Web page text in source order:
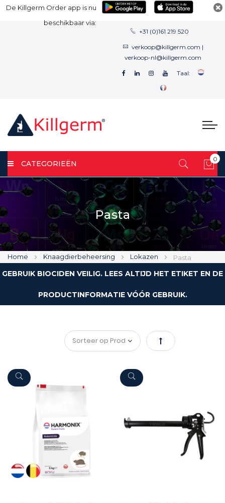
De Killgerm Order app is nu
beschikbaar via:
+31 (0)161 219 520
verkoop@killgerm.com |
verkoop-nl@killgerm.com
Taal:
CATEGORIEËN
0
Pasta
Home Knaagdierbeheersing Lokazen Pasta
GEBRUIK BIOCIDEN VEILIG. LEES ALTIJD HET ETIKET EN DE
PRODUCTINFORMATIE VÓÓR GEBRUIK.
Van
sorteren